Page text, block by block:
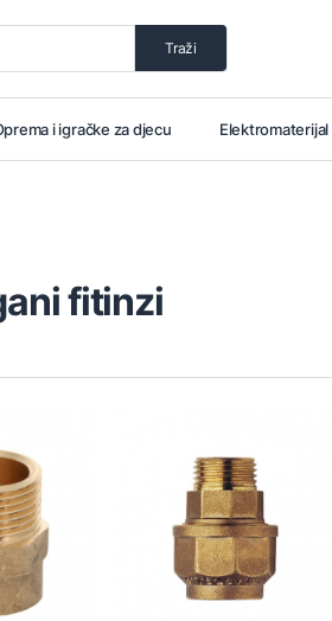
Traži
i igračke za djecu Elektromaterijal
fitinzi